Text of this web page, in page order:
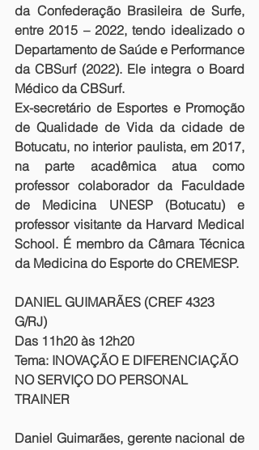
da Confederação Brasileira de Surfe,
entre 2015 – 2022, tendo idealizado o
Departamento de Saúde e Performance
da CBSurf (2022). Ele integra o Board
Médico da CBSurf.
Ex-secretário de Esportes e Promoção
de Qualidade de Vida da cidade de
Botucatu, no interior paulista, em 2017,
na parte acadêmica atua como
professor colaborador da Faculdade
de Medicina UNESP (Botucatu) e
professor visitante da Harvard Medical
School. É membro da Câmara Técnica
da Medicina do Esporte do CREMESP.
DANIEL GUIMARÃES (CREF 4323
G/RJ)
Das 11h20 às 12h20
Tema: INOVAÇÃO E DIFERENCIAÇÃO
NO SERVIÇO DO PERSONAL
TRAINER
Daniel Guimarães, gerente nacional de